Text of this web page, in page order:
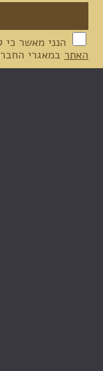
הנני מאשר כי
האתר במאגרי